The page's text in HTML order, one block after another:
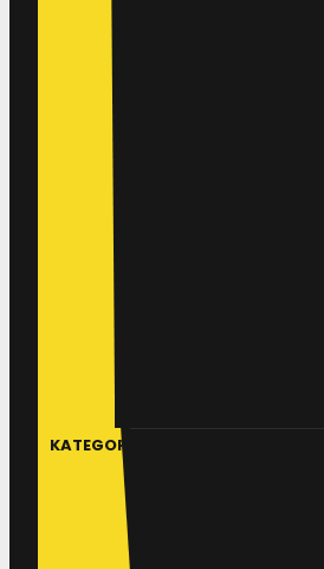
KATEGORIJE